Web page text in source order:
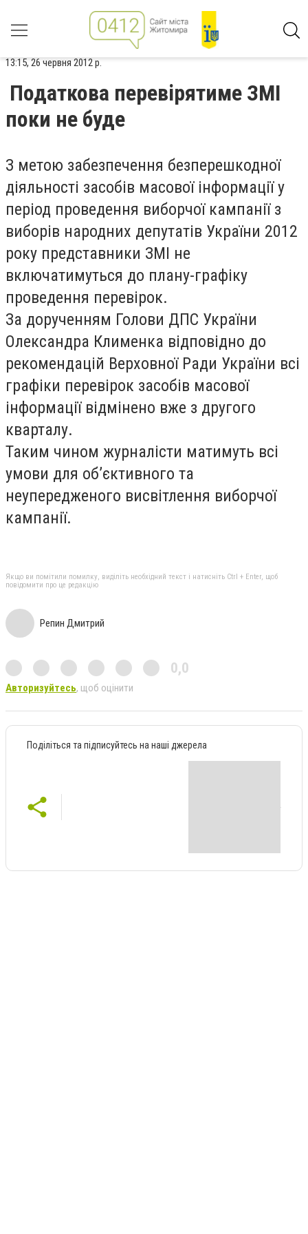
13:15, 26 червня 2012 р.
Податкова перевірятиме ЗМІ
поки не буде
З метою забезпечення безперешкодної
діяльності засобів масової інформації у
період проведення виборчої кампанії з
виборів народних депутатів України 2012
року представники ЗМІ не
включатимуться до плану-графіку
проведення перевірок.
За дорученням Голови ДПС України
Олександра Клименка відповідно до
рекомендацій Верховної Ради України всі
графіки перевірок засобів масової
інформації відмінено вже з другого
кварталу.
Таким чином журналісти матимуть всі
умови для об’єктивного та
неупередженого висвітлення виборчої
кампанії.
Якщо ви помітили помилку, виділіть необхідний текст і натисніть Ctrl + Enter, щоб
повідомити про це редакцію
Репин Дмитрий
0,0
Авторизуйтесь, щоб оцінити
Поділіться та підписуйтесь на наші джерела